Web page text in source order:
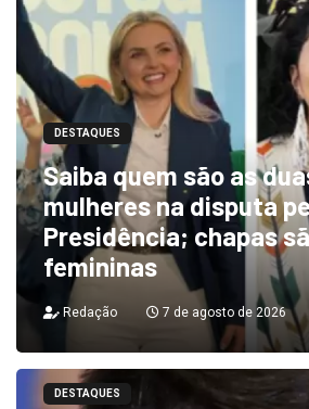
DESTAQUES
Saiba quem são as
mulheres na disputa
Presidência; chapas
femininas
Redação 7 de agosto de 2026
DESTAQUES